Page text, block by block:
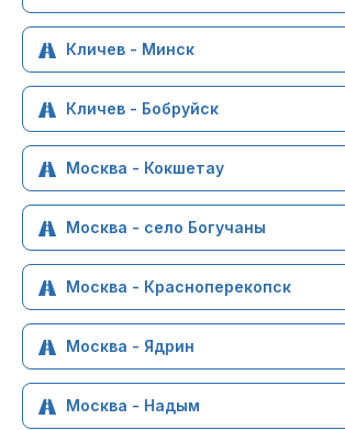
Кличев - Минск
Кличев - Бобруйск
Москва - Кокшетау
Москва - село Богучаны
Москва - Красноперекопск
Москва - Ядрин
Москва - Надым